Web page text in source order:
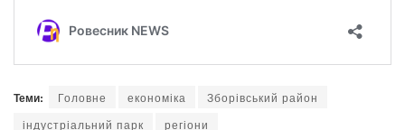
Теми: Головне економіка
Зборівський район
індустріальний парк
регіони